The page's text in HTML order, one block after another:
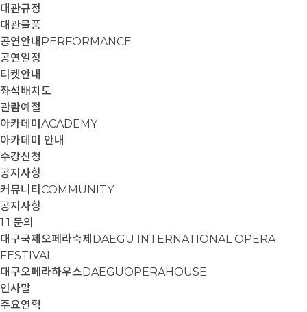
대관규정
대관물품
공연안내 PERFORMANCE
공연일정
티켓안내
좌석배치도
관람예절
아카데미 ACADEMY
아카데미 안내
수강신청
공지사항
커뮤니티 COMMUNITY
공지사항
1:1 문의
대구국제오페라축제 DAEGU INTERNATIONAL OPERA
FESTIVAL
대구오페라하우스DAEGUOPERAHOUSE
인사말
주요연혁